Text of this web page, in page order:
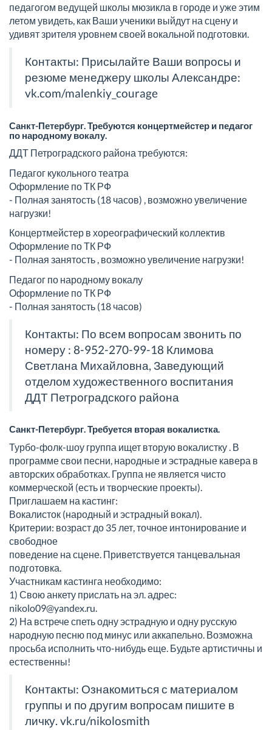
педагогом ведущей школы мюзикла в городе и уже этим
летом увидеть, как Ваши ученики выйдут на сцену и
удивят зрителя уровнем своей вокальной подготовки.
Контакты: Присылайте Ваши вопросы и
резюме менеджеру школы Александре:
vk.com/malenkiy_courage
Санкт-Петербург. Требуются концертмейстер и педагог
по народному вокалу.
ДДТ Петроградского района требуются:
Педагог кукольного театра
Оформление по ТК РФ
- Полная занятость (18 часов) , возможно увеличение
нагрузки!
Концертмейстер в хореографический коллектив
Оформление по ТК РФ
- Полная занятость , возможно увеличение нагрузки!
Педагог по народному вокалу
Оформление по ТК РФ
- Полная занятость (18 часов)
Контакты: По всем вопросам звонить по
номеру : 8-952-270-99-18 Климова
Светлана Михайловна , Заведующий
отделом художественного воспитания
ДДТ Петроградского района
Санкт-Петербург. Требуется вторая вокалистка.
Турбо-фолк-шоу группа ищет вторую вокалистку . В
программе свои песни, народные и эстрадные кавера в
авторских обработках. Группа не является чисто
коммерческой (есть и творческие проекты).
Приглашаем на кастинг:
Вокалисток (народный и эстрадный вокал).
Критерии: возраст до 35 лет, точное интонирование и
свободное
поведение на сцене. Приветствуется танцевальная
подготовка.
Участникам кастинга необходимо:
1) Свою анкету прислать на эл. адрес:
nikolo09@yandex.ru.
2) На встрече спеть одну эстрадную и одну русскую
народную песню под минус или аккапельно. Возможна
просьба исполнить что-нибудь еще. Будьте артистичны и
естественны!
Контакты: Ознакомиться с материалом
группы и по другим вопросам пишите в
личку. vk.ru/nikolosmith